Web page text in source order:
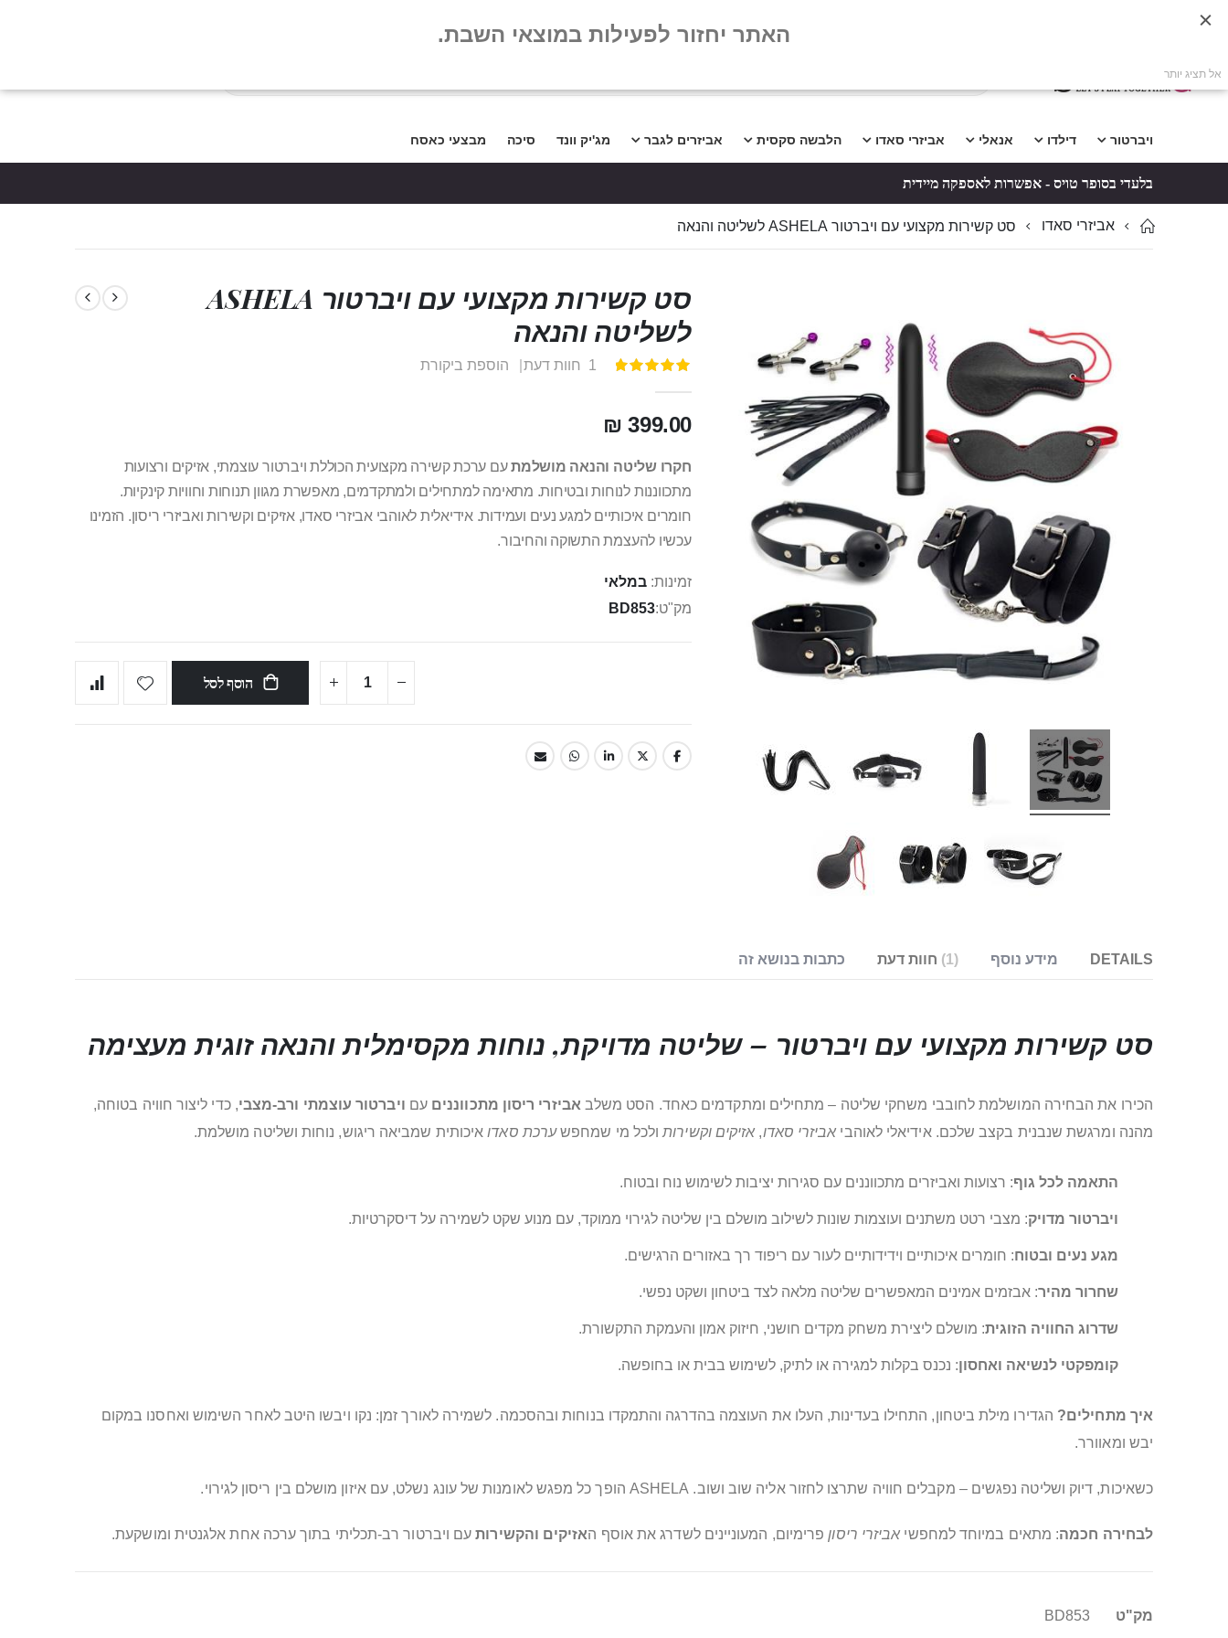
סל קניות
ויברטור דילדו אנאלי אביזרי סאדו הלבשה סקסית אביזרים לגבר מג'יק וונד סיכה מבצעי כאסח
בלעדי בסופר טויס - אפשרות לאספקה מיידית
אביזרי סאדו סט קשירות מקצועי עם ויברטור ASHELA לשליטה והנאה
סט קשירות מקצועי עם ויברטור ASHELA
לשליטה והנאה
דירוג:
1 חוות דעת הוספת ביקורת
399.00 ₪
חקרו שליטה והנאה מושלמתעם ערכת קשירה מקצועית הכוללת ויברטור עוצמתי, אזיקים ורצועות
מתכווננות לנוחות ובטיחות. מתאימה למתחילים ולמתקדמים, מאפשרת מגוון תנוחות וחוויות קינקיות.
חומרים איכותיים למגע נעים ועמידות. אידיאלית לאוהבי אביזרי סאדו, אזיקים וקשירות ואביזרי ריסון. הזמינו
עכשיו להעצמת התשוקה והחיבור.
זמינות: במלאי
מק"ט BD853
הוסף לסל
DETAILS מידע נוסף 1 חוות דעת כתבות בנושא זה
סט קשירות מקצועי עם ויברטור – שליטה מדויקת, נוחות מקסימלית והנאה זוגית מעצימה
הכירו את הבחירה המושלמת לחובבי משחקי שליטה – מתחילים ומתקדמים כאחד. הסט משלב אביזרי ריסון מתכווננים עם ויברטור עוצמתי ורב-מצבי, כדי ליצור חוויה בטוחה,
מהנה ומרגשת שנבנית בקצב שלכם. אידיאלי לאוהבי אביזרי סאדו, אזיקים וקשירותולכל מי שמחפשערכת סאדו איכותית שמביאה ריגוש, נוחות ושליטה מושלמת.
התאמה לכל גוף: רצועות ואביזרים מתכווננים עם סגירות יציבות לשימוש נוח ובטוח.
ויברטור מדויק: מצבי רטט משתנים ועוצמות שונות לשילוב מושלם בין שליטה לגירוי ממוקד, עם מנוע שקט לשמירה על דיסקרטיות.
מגע נעים ובטוח: חומרים איכותיים וידידותיים לעור עם ריפוד רך באזורים הרגישים.
שחרור מהיר: אבזמים אמינים המאפשרים שליטה מלאה לצד ביטחון ושקט נפשי.
שדרוג החוויה הזוגית: מושלם ליצירת משחק מקדים חושני, חיזוק אמון והעמקת התקשורת.
קומפקטי לנשיאה ואחסון: נכנס בקלות למגירה או לתיק, לשימוש בבית או בחופשה.
איך מתחילים? הגדירו מילת ביטחון, התחילו בעדינות, העלו את העוצמה בהדרגה והתמקדו בנוחות ובהסכמה. לשמירה לאורך זמן: נקו ויבשו היטב לאחר השימוש ואחסנו במקום
יבש ומאוורר.
כשאיכות, דיוק ושליטה נפגשים – מקבלים חוויה שתרצו לחזור אליה שוב ושוב. ASHELA הופך כל מפגש לאומנות של עונג נשלט, עם איזון מושלם בין ריסון לגירוי.
לבחירה חכמה: מתאים במיוחד למחפשי אביזרי ריסוןפרימיום, המעוניינים לשדרג את אוסף האזיקים והקשירותעם ויברטור רב-תכליתי בתוך ערכה אחת אלגנטית ומושקעת.
מידע
מק"ט BD853
האתר יחזור לפעילות במוצאי השבת.
אל תציג יותר